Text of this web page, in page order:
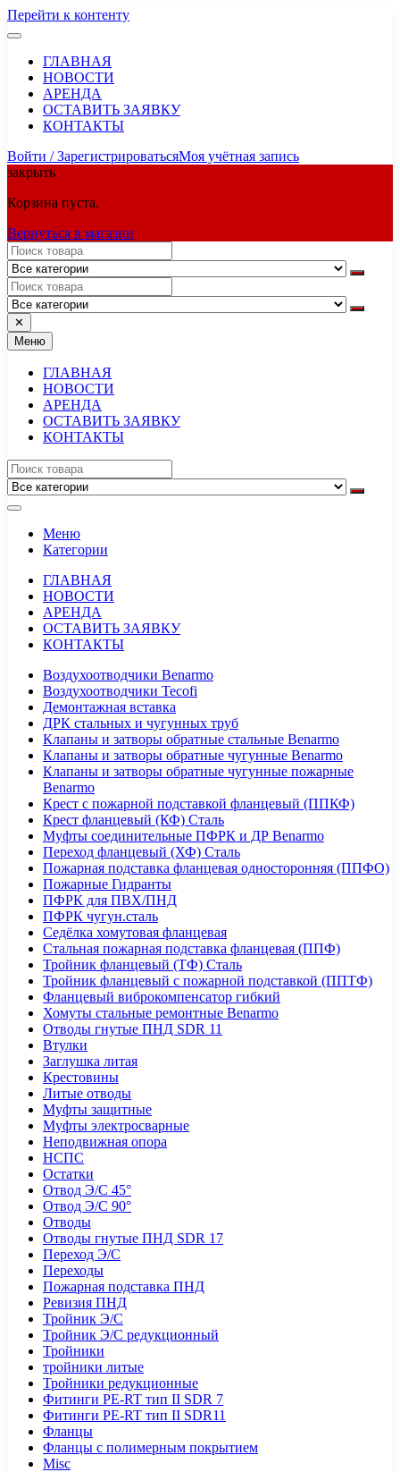
Перейти к контенту
ГЛАВНАЯ
НОВОСТИ
АРЕНДА
ОСТАВИТЬ ЗАЯВКУ
КОНТАКТЫ
Войти / ЗарегистрироватьсяМоя учётная запись
закрыть
Корзина пуста.
Вернуться в магазин
✕
Меню
ГЛАВНАЯ
НОВОСТИ
АРЕНДА
ОСТАВИТЬ ЗАЯВКУ
КОНТАКТЫ
Меню
Категории
ГЛАВНАЯ
НОВОСТИ
АРЕНДА
ОСТАВИТЬ ЗАЯВКУ
КОНТАКТЫ
Воздухоотводчики Benarmo
Воздухоотводчики Tecofi
Демонтажная вставка
ДРК стальных и чугунных труб
Клапаны и затворы обратные стальные Benarmo
Клапаны и затворы обратные чугунные Benarmo
Клапаны и затворы обратные чугунные пожарные
Benarmo
Крест с пожарной подставкой фланцевый (ППКФ)
Крест фланцевый (КФ) Сталь
Муфты соединительные ПФРК и ДР Benarmo
Переход фланцевый (ХФ) Сталь
Пожарная подставка фланцевая односторонняя (ППФО)
Пожарные Гидранты
ПФРК для ПВХ/ПНД
ПФРК чугун.сталь
Седёлка хомутовая фланцевая
Стальная пожарная подставка фланцевая (ППФ)
Тройник фланцевый (ТФ) Сталь
Тройник фланцевый с пожарной подставкой (ППТФ)
Фланцевый виброкомпенсатор гибкий
Хомуты стальные ремонтные Benarmo
Отводы гнутые ПНД SDR 11
Втулки
Заглушка литая
Крестовины
Литые отводы
Муфты защитные
Муфты электросварные
Неподвижная опора
НСПС
Остатки
Отвод Э/С 45°
Отвод Э/С 90°
Отводы
Отводы гнутые ПНД SDR 17
Переход Э/С
Переходы
Пожарная подставка ПНД
Ревизия ПНД
Тройник Э/С
Тройник Э/С редукционный
Тройники
тройники литые
Тройники редукционные
Фитинги PE-RT тип II SDR 7
Фитинги PE-RT тип II SDR11
Фланцы
Фланцы с полимерным покрытием
Misc